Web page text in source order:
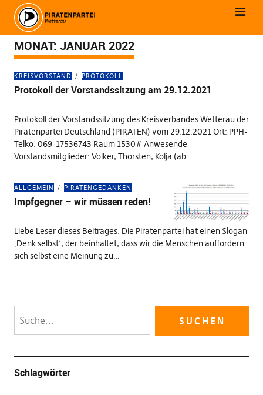
MONAT: JANUAR 2022
KREISVORSTAND PROTOKOLL
Protokoll der Vorstandssitzung am 29.12.2021
Protokoll der Vorstandssitzung des Kreisverbandes Wetterau der
Piratenpartei Deutschland (PIRATEN) vom 29.12.2021 Ort: PPH-
Telko: 069-17536743 Raum 1530# Anwesende
Vorstandsmitglieder: Volker, Thorsten, Kolja (ab…
ALLGEMEIN PIRATENGEDANKEN
Impfgegner – wir müssen reden!
Liebe Leser dieses Beitrages. Die Piratenpartei hat einen Slogan
‚Denk selbst‘, der beinhaltet, dass wir die Menschen auffordern
sich selbst eine Meinung zu…
Schlagwörter